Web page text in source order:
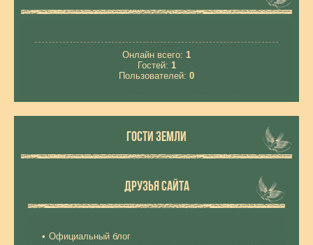
Онлайн всего: 1
Гостей: 1
Пользователей: 0
ГОСТИ ЗЕМЛИ
ДРУЗЬЯ САЙТА
Официальный блог